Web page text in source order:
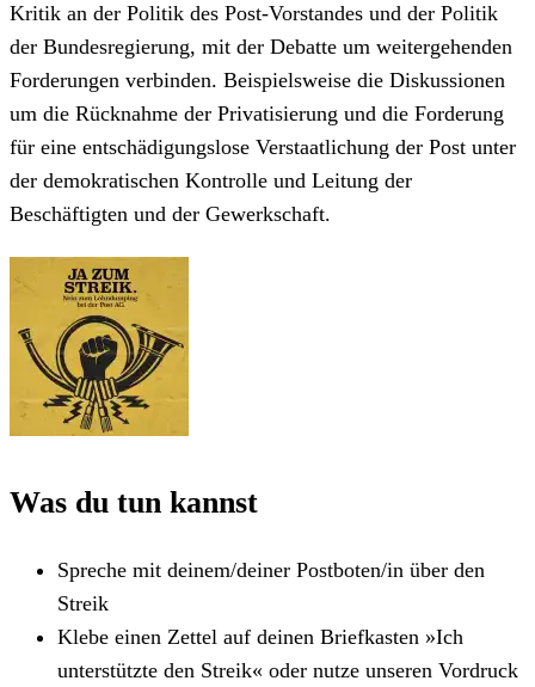
Kritik an der Politik des Post-Vorstandes und der Politik
der Bundesregierung, mit der Debatte um weitergehenden
Forderungen verbinden. Beispielsweise die Diskussionen
um die Rücknahme der Privatisierung und die Forderung
für eine entschädigungslose Verstaatlichung der Post unter
der demokratischen Kontrolle und Leitung der
Beschäftigten und der Gewerkschaft.
Was du tun kannst
Spreche mit deinem/deiner Postboten/in über den
Streik
Klebe einen Zettel auf deinen Briefkasten »Ich
unterstützte den Streik« oder nutze unseren Vordruck